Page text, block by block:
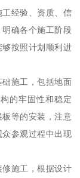
经验、资质、信
确各个施工阶段
按照计划顺利进
施工，包括地面
的牢固性和稳定
等的安装，注意
参观过程中出现
施工，根据设计